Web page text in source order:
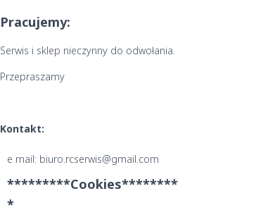
Pracujemy:
Serwis i sklep nieczynny do odwołania.
Przepraszamy
Kontakt:
e mail: biuro.rcserwis@gmail.com
*********Cookies********
*